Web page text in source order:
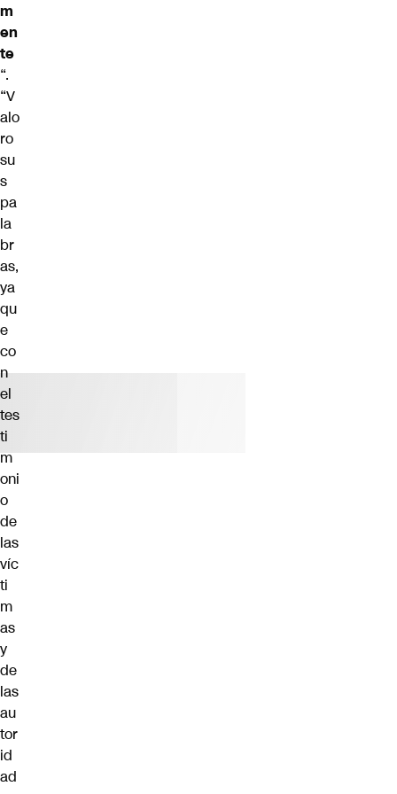
m
en
te
“.
“V
alo
ro
su
s
pa
la
br
as,
ya
qu
e
co
n
el
tes
ti
m
oni
o
de
las
víc
ti
m
as
y
de
las
au
tor
id
ad